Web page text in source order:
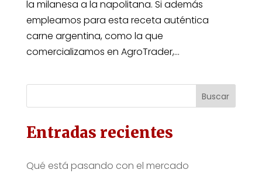
la milanesa a la napolitana. Si además
empleamos para esta receta auténtica
carne argentina, como la que
comercializamos en AgroTrader,...
Buscar
Entradas recientes
Qué está pasando con el mercado